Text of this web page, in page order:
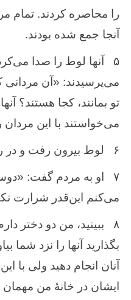
‌را محاصره‌ كردند. تمام‌
آنجا جمع‌ شده ‌بودند.
۵
آنها لوط ‌را صدا
می‌پرسیدند: «آن ‌مردانی
تو بمانند، كجا هستند؟
می‌خواستند با این
۶ لوط ‌بیرون ‌رفت ‌و
۷
او به ‌مردم‌ گفت‌:
می‌كنم‌ این‌قدر شرارت‌
۸
ببینید، من‌ دو دختر
بگذارید آنها را نزد شما
آنان‌ انجام‌ دهید ولی با
ایشان‌ در خانهٔ من‌ مهمان